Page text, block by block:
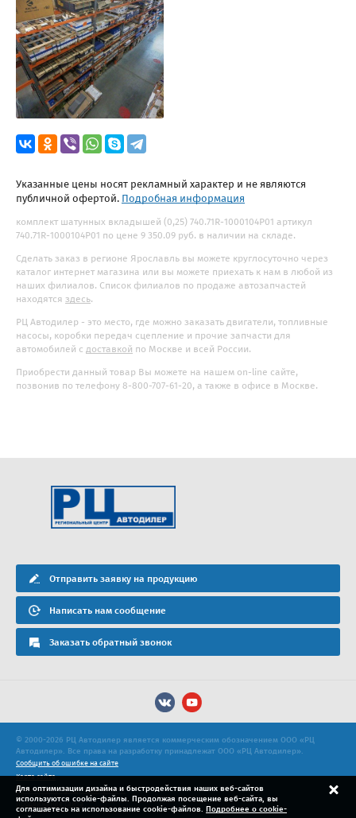
Указанные цены носят рекламный характер и не являются
публичной офертой. Подробная информация
комплект шатунных вкладышей (0,25) 740.71R-1000104P01 артикул
740.71R-1000104P01 по цене 9 350.09 руб. в наличии на складе.
Сделать заказ в регионе Ярославль вы можете круглосуточно через
каталог интернет магазина или вы можете приехать к нам в любой из
наших филиалов. Список филиалов по продаже автозапчастей
находятся здесь.
РЦ Автодилер - это место, где можно заказать двигатели, топливные
насосы, коробки передач сцепление и прочие запчасти для
автомобилей с доставкой по Москве и всей России.
Приобрести данный товар Вы можете на нашем on-line сайте,
позвонив по телефону 8-800-707-61-20, а также в офисе в Москве.
Отправить заявку на продукцию
Написать нам сообщение
Заказать обратный звонок
© 2000-2026 РЦ Автодилер является коммерческим обозначением ООО «РЦ
Автодилер». Все права на разработку принадлежат ООО «РЦ Автодилер».
Сообщить об ошибке на сайте
Карта сайта
Политика конфиденциальности
Продвижение сайта
Для оптимизации дизайна и быстродействия наших веб-сайтов
используются cookie-файлы. Продолжая посещение веб-сайта, вы
соглашаетесь на использование cookie-файлов. Подробнее о cookie-